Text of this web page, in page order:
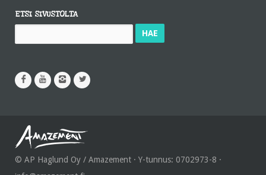
ETSI SIVUSTOLTA
© AP Haglund Oy / Amazement · Y-tunnus: 0702973-8 ·